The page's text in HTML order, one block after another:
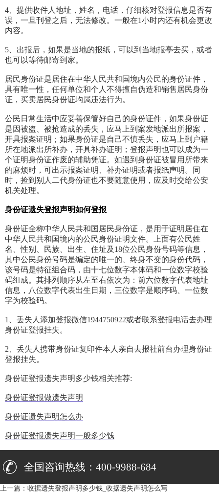
4、提供收件人地址，姓名，电话，仔细核对登报信息是否有
误，一旦刊登之后，无法修改。一般在1小时内还有机会更改
内容。
5、出报后，如果是当地的报纸，可以到当地报亭去买，或者
也可以等待邮寄到家。
居民身份证是居住在中华人民共和国境内公民的身份证件，
具有唯一性，任何单位和个人不得擅自伪造和销售居民身份
证，买卖居民身份证均属违法行为。
公民日常生活中应妥善保管好自己的身份证件，如果身份证
是因被盗、被抢造成的丢失，应马上到案发地派出所报案，
开具报案证明；如果身份证是自己不慎丢失，应马上到户籍
所在地派出所补办，开具补办证明；登报声明也可以成为一
个证明身份证作废的辅助凭证。如遇到身份证被冒用所带来
的麻烦时，可出示报案证明、补办证明或者报纸声明。同
时，捡到别人二代身份证也不要随意使用，应及时交给公安
机关处理。
身份证遗失登报声明如何登报
身份证全称中华人民共和国居民身份证，是用于证明居住在
中华人民共和国境内的公民身份证明文件。上面有公民姓
名、性别、民族、出生、住址及18位公民身份号码等信息，
其中公民身份号码是编定的唯一的、终身不变的身份代码，
该号码是特征组合码，由十七位数字本体码和一位数字校验
码组成。其排列顺序从左至右依次为：前六位数字代表地址
信息，八位数字代表出生日期，三位数字是顺序码、一位数
字为校验码。
1、丢失人添加登报微信1944750922或者联系登报电话去办理
身份证登报挂失。
2、丢失人携带身份证复印件本人亲自去报社前台办理身份证
登报挂失。
身份证登报遗失声明多少钱相关推荐:
身份证登报做遗失声明
身份证遗失声明怎么办
身份证登报遗失声明一般多少钱
全国咨询热线：400-9988-684
上一篇： 收据遗失登报声明多少钱_收据遗失声明怎么写